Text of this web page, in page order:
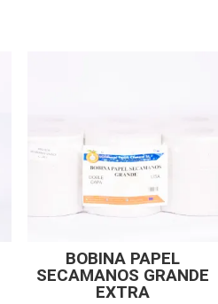
BOBINA PAPEL
SECAMANOS GRANDE
EXTRA